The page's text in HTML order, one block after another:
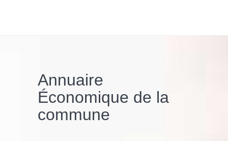
Annuaire
Économique de la
commune